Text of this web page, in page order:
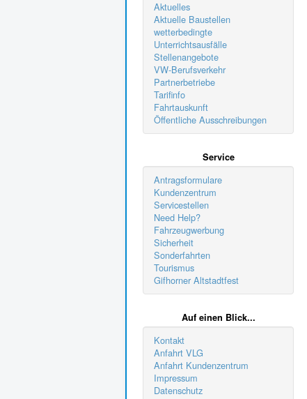
Aktuelles
Aktuelle Baustellen
wetterbedingte
Unterrichtsausfälle
Stellenangebote
VW-Berufsverkehr
Partnerbetriebe
Tarifinfo
Fahrtauskunft
Öffentliche Ausschreibungen
Service
Antragsformulare
Kundenzentrum
Servicestellen
Need Help?
Fahrzeugwerbung
Sicherheit
Sonderfahrten
Tourismus
Gifhorner Altstadtfest
Auf einen Blick...
Kontakt
Anfahrt VLG
Anfahrt Kundenzentrum
Impressum
Datenschutz